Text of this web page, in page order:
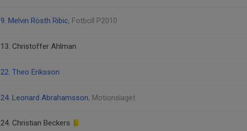
9. Melvin Rösth Ribic, Fotboll P2010
13. Christoffer Ahlman
22. Theo Eriksson
24. Leonard Abrahamsson, Motionslaget
24. Christian Beckers